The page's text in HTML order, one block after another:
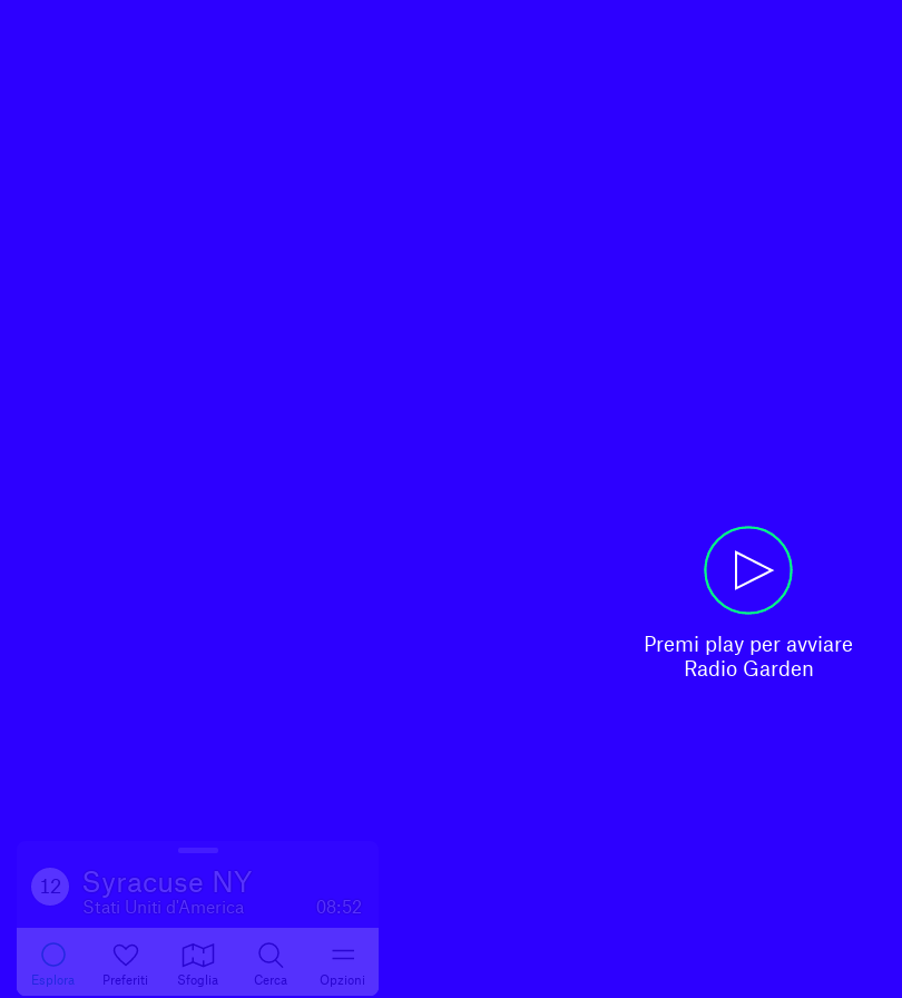
Premi play per avviare
Radio Garden
12 Syracuse NY
Stati Uniti d'America 08:52
Esplora Preferiti Sfoglia Cerca Opzioni